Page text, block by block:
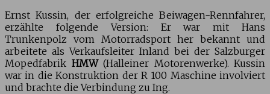
Ernst Kussin, der erfolgreiche Beiwagen-Rennfahrer,
erzählte folgende Version: Er war mit Hans
Trunkenpolz vom Motorradsport her bekannt und
arbeitete als Verkaufsleiter Inland bei der Salzburger
Mopedfabrik HMW(Halleiner Motorenwerke). Kussin
war in die Konstruktion der R 100 Maschine involviert
und brachte die Verbindung zu Ing.